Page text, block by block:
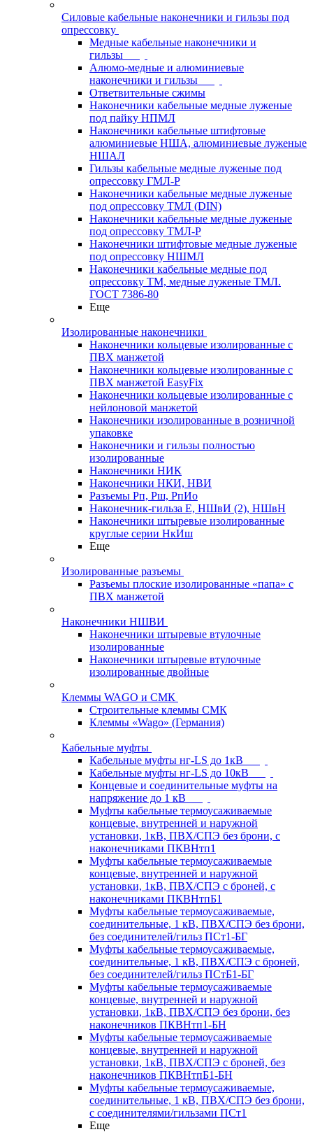
Силовые кабельные наконечники и гильзы под
опрессовку
Медные кабельные наконечники и
гильзы
Алюмо-медные и алюминиевые
наконечники и гильзы
Ответвительные сжимы
Наконечники кабельные медные луженые
под пайку НПМЛ
Наконечники кабельные штифтовые
алюминиевые НША, алюминиевые луженые
НШАЛ
Гильзы кабельные медные луженые под
опрессовку ГМЛ-Р
Наконечники кабельные медные луженые
под опрессовку ТМЛ (DIN)
Наконечники кабельные медные луженые
под опрессовку ТМЛ-Р
Наконечники штифтовые медные луженые
под опрессовку НШМЛ
Наконечники кабельные медные под
опрессовку ТМ, медные луженые ТМЛ.
ГОСТ 7386-80
Еще
Изолированные наконечники
Наконечники кольцевые изолированные с
ПВХ манжетой
Наконечники кольцевые изолированные с
ПВХ манжетой EasyFix
Наконечники кольцевые изолированные с
нейлоновой манжетой
Наконечники изолированные в розничной
упаковке
Наконечники и гильзы полностью
изолированные
Наконечники НИК
Наконечники НКИ, НВИ
Разъемы Рп, Рш, РпИо
Наконечник-гильза Е, НШвИ (2), НШвН
Наконечники штыревые изолированные
круглые серии НкИш
Еще
Изолированные разъемы
Разъемы плоские изолированные «папа» с
ПВХ манжетой
Наконечники НШВИ
Наконечники штыревые втулочные
изолированные
Наконечники штыревые втулочные
изолированные двойные
Клеммы WAGO и СМК
Строительные клеммы СМК
Клеммы «Wago» (Германия)
Кабельные муфты
Кабельные муфты нг-LS до 1кВ
Кабельные муфты нг-LS до 10кВ
Концевые и соединительные муфты на
напряжение до 1 кВ
Муфты кабельные термоусаживаемые
концевые, внутренней и наружной
установки, 1кВ, ПВХ/СПЭ без брони, с
наконечниками ПКВНтп1
Муфты кабельные термоусаживаемые
концевые, внутренней и наружной
установки, 1кВ, ПВХ/СПЭ с броней, с
наконечниками ПКВНтпБ1
Муфты кабельные термоусаживаемые,
соединительные, 1 кВ, ПВХ/СПЭ без брони,
без соединителей/гильз ПСт1-БГ
Муфты кабельные термоусаживаемые,
соединительные, 1 кВ, ПВХ/СПЭ с броней,
без соединителей/гильз ПСтБ1-БГ
Муфты кабельные термоусаживаемые
концевые, внутренней и наружной
установки, 1кВ, ПВХ/СПЭ без брони, без
наконечников ПКВНтп1-БН
Муфты кабельные термоусаживаемые
концевые, внутренней и наружной
установки, 1кВ, ПВХ/СПЭ с броней, без
наконечников ПКВНтпБ1-БН
Муфты кабельные термоусаживаемые,
соединительные, 1 кВ, ПВХ/СПЭ без брони,
с соединителями/гильзами ПСт1
Еще